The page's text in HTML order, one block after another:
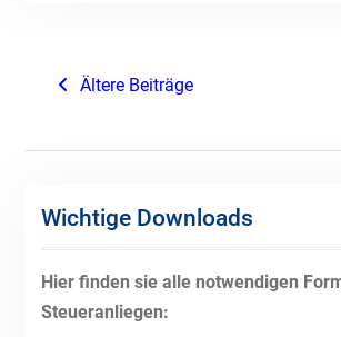
Beitragsnavigation
Ältere Beiträge
Wichtige Downloads
Hier finden sie alle notwendigen
Steueranliegen: